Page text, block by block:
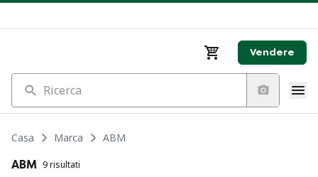
Vendere
Ricerca
Casa Marca
ABM
ABM 9 risultati